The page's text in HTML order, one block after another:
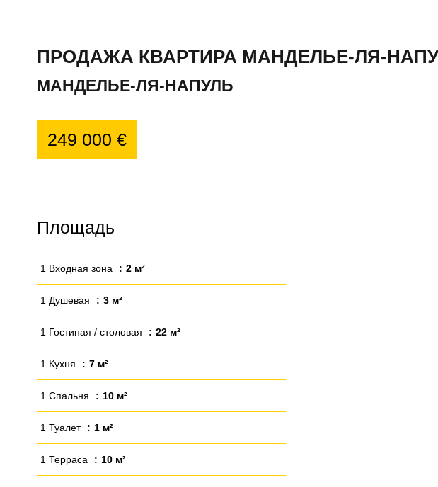
ПРОДАЖА КВАРТИРА МАНДЕЛЬЕ-ЛЯ-
МАНДЕЛЬЕ-ЛЯ-НАПУЛЬ
249 000 €
Площадь
1 Входная зона 2 м²
1 Душевая 3 м²
1 Гостиная / столовая 22 м²
1 Кухня 7 м²
1 Спальня 10 м²
1 Туалет 1 м²
1 Терраса 10 м²